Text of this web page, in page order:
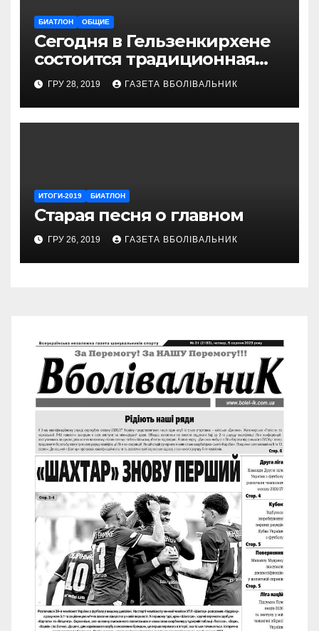
БИАТЛОН ОБЩИЕ
Сегодня в Гельзенкирхене
состоится традиционная
Рождественская гонка
ГРУ 28, 2019 ГАЗЕТА ВБОЛІВАЛЬНИК
ИТОГИ-2019 БИАТЛОН
Старая песня о главном
ГРУ 26, 2019 ГАЗЕТА ВБОЛІВАЛЬНИК